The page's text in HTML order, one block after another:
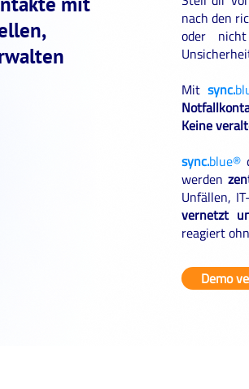
nach den
oder
Mitsync.
Keine
sync.blue®
werden
Unfällen,
vernetzt
reagiert
Demo